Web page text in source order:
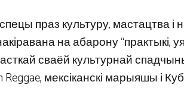
праз культуру, мастацтва і
на абарону “практыкі,
сваёй культурнай
мексіканскі марыяшы і